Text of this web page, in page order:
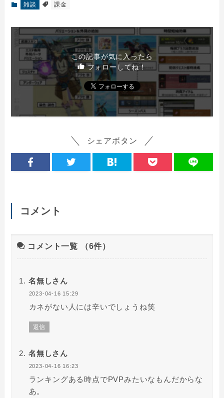
雑談 課金
この記事が気に入ったら
フォローしてね！
シェアボタン
コメント
コメント一覧 （6件）
名無しさん
2023-04-16 15:29
カネがない人には辛いでしょうね笑
返信
名無しさん
2023-04-16 16:23
ランキングある時点でPVPみたいなもんだからな
あ。